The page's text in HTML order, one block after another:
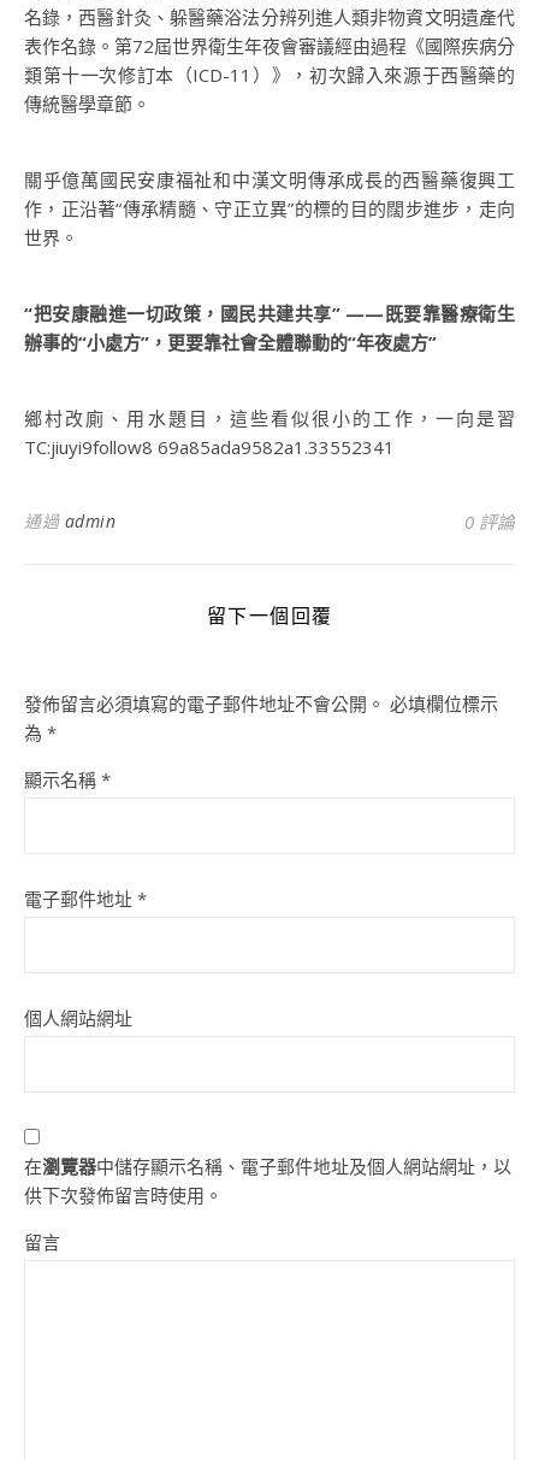
名錄，西醫針灸、躲醫藥浴法分辨列進人類非物資文明遺產代
表作名錄。第72屆世界衛生年夜會審議經由過程《國際疾病分
類第十一次修訂本（ICD-11）》，初次歸入來源于西醫藥的
傳統醫學章節。
關乎億萬國民安康福祉和中漢文明傳承成長的西醫藥復興工
作，正沿著“傳承精髓、守正立異”的標的目的闊步進步，走向
世界。
“把安康融進一切政策，國民共建共享” ——既要靠醫療衛生
辦事的“小處方”，更要靠社會全體聯動的“年夜處方”
鄉村改廁、用水題目，這些看似很小的工作，一向是習
TC:jiuyi9follow8 69a85ada9582a1.33552341
通過 admin 0 評論
留下一個回覆
發佈留言必須填寫的電子郵件地址不會公開。 必填欄位標示
為 *
顯示名稱 *
電子郵件地址 *
個人網站網址
在瀏覽器中儲存顯示名稱、電子郵件地址及個人網站網址，以
供下次發佈留言時使用。
留言